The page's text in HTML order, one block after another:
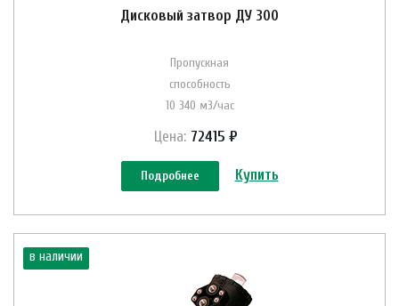
Дисковый затвор ДУ 300
Пропускная
способность
10 340 м3/час
Цена: 72415 ₽
Подробнее Купить
в наличии